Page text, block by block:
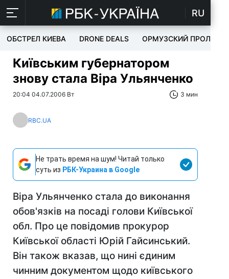
RU
ОБСТРЕЛ КИЕВА DRONE DEALS ОРМУЗСКИЙ ПРОЛИВ
Київським губернатором
знову стала Віра Ульянченко
20:04 04.07.2006 Вт 3 мин
RBC.UA
Не трать время на шум! Читай только
суть из РБК-Украина в Google
Віра Ульянченко стала до виконання
обов'язків на посаді голови Київської
обл. Про це повідомив прокурор
Київської області Юрій Гайсинський.
Він також вказав, що нині єдиним
чинним документом щодо київського